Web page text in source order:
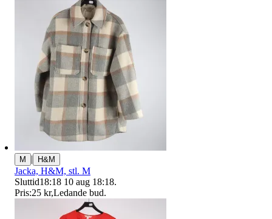
M | H&M
Jacka, H&M, stl. M
Sluttid18:18 10 aug 18:18.
Pris:25 kr,Ledande bud.